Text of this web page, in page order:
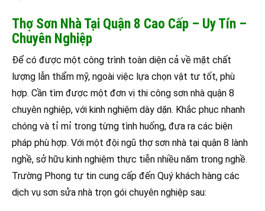
Thợ Sơn Nhà Tại Quận 8 Cao Cấp – Uy Tín –
Chuyên Nghiệp
Để có được một công trình toàn diện cả về mặt chất
lượng lẫn thẩm mỹ, ngoài việc lựa chọn vật tư tốt, phù
hợp. Cần tìm được một đơn vị thi công sơn nhà quận 8
chuyên nghiệp, với kinh nghiệm dày dặn. Khắc phục nhanh
chóng và tỉ mỉ trong từng tình huống, đưa ra các biện
pháp phù hợp. Với một đội ngũ thợ sơn nhà tại quận 8 lành
nghề, sở hữu kinh nghiệm thực tiễn nhiều năm trong nghề.
Trường Phong tự tin cung cấp đến Quý khách hàng các
dịch vụ sơn sửa nhà trọn gói chuyên nghiệp sau: